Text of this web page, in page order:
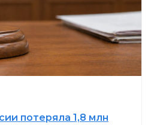
потеряла 1,8 млн